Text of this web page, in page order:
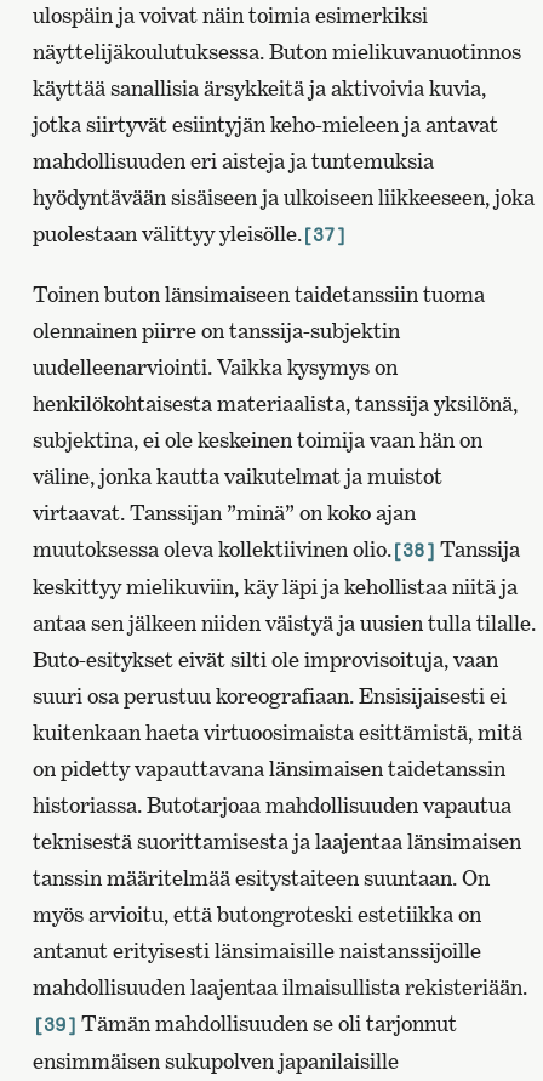
ulospäin ja voivat näin toimia esimerkiksi
näyttelijäkoulutuksessa. Buton mielikuvanuotinnos
käyttää sanallisia ärsykkeitä ja aktivoivia kuvia,
jotka siirtyvät esiintyjän keho-mieleen ja antavat
mahdollisuuden eri aisteja ja tuntemuksia
hyödyntävään sisäiseen ja ulkoiseen liikkeeseen, joka
puolestaan välittyy yleisölle.[37]
Toinen buton länsimaiseen taidetanssiin tuoma
olennainen piirre on tanssija-subjektin
uudelleenarviointi. Vaikka kysymys on
henkilökohtaisesta materiaalista, tanssija yksilönä,
subjektina, ei ole keskeinen toimija vaan hän on
väline, jonka kautta vaikutelmat ja muistot
virtaavat. Tanssijan ”minä” on koko ajan
muutoksessa oleva kollektiivinen olio.[38] Tanssija
keskittyy mielikuviin, käy läpi ja kehollistaa niitä ja
antaa sen jälkeen niiden väistyä ja uusien tulla tilalle.
Buto-esitykset eivät silti ole improvisoituja, vaan
suuri osa perustuu koreografiaan. Ensisijaisesti ei
kuitenkaan haeta virtuoosimaista esittämistä, mitä
on pidetty vapauttavana länsimaisen taidetanssin
historiassa. Butotarjoaa mahdollisuuden vapautua
teknisestä suorittamisesta ja laajentaa länsimaisen
tanssin määritelmää esitystaiteen suuntaan. On
myös arvioitu, että butongroteski estetiikka on
antanut erityisesti länsimaisille naistanssijoille
mahdollisuuden laajentaa ilmaisullista rekisteriään.
[39] Tämän mahdollisuuden se oli tarjonnut
ensimmäisen sukupolven japanilaisille